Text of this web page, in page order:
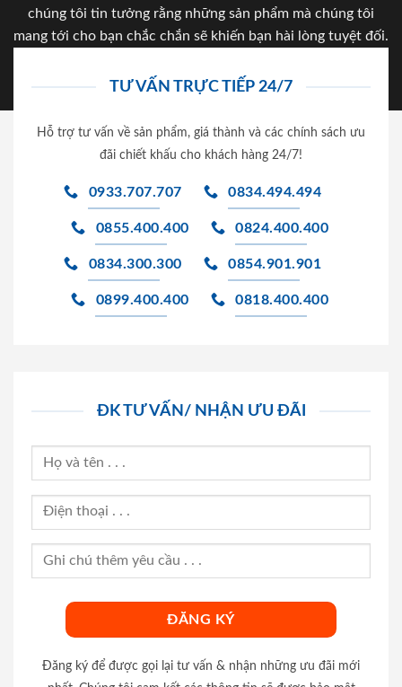
chúng tôi tin tưởng rằng những sản phẩm mà chúng tôi
mang tới cho bạn chắc chắn sẽ khiến bạn hài lòng tuyệt đối.
TƯ VẤN TRỰC TIẾP 24/7
Hỗ trợ tư vấn về sản phẩm, giá thành và các chính sách ưu
đãi chiết khấu cho khách hàng 24/7!
0933.707.707 0834.494.494
0855.400.400 0824.400.400
0834.300.300 0854.901.901
0899.400.400 0818.400.400
ĐK TƯ VẤN/ NHẬN ƯU ĐÃI
Đăng ký để được gọi lại tư vấn & nhận những ưu đãi mới